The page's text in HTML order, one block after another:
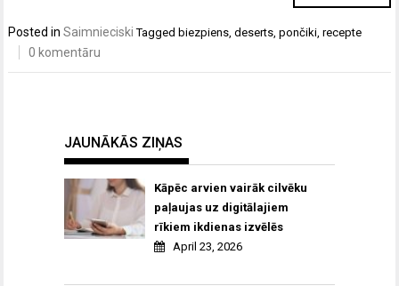
Posted inSaimnieciski Tagged biezpiens,deserts,pončiki,recepte
0 komentāru
JAUNĀKĀS ZIŅAS
Kāpēc arvien vairāk cilvēku
paļaujas uz digitālajiem
rīkiem ikdienas izvēlēs
April 23, 2026